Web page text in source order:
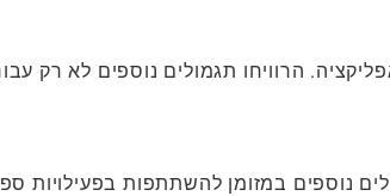
הרוויחו תגמולים נוספים לא רק
נוספים במזומן להשתתפות בפעילויות